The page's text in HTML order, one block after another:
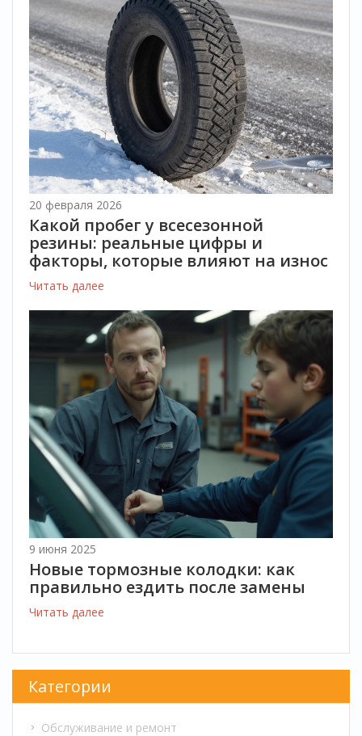
20 февраля 2026
Какой пробег у всесезонной
резины: реальные цифры и
факторы, которые влияют на износ
Читать далее
9 июня 2025
Новые тормозные колодки: как
правильно ездить после замены
Читать далее
Категории
Обслуживание и ремонт